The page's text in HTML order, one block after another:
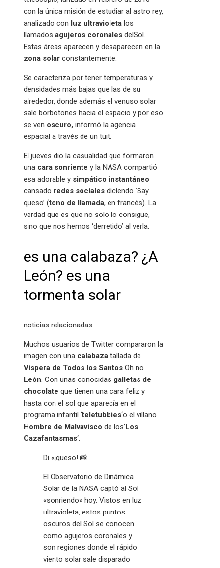
con la única misión de estudiar al astro rey,
analizado con luz ultravioleta los
llamados agujeros coronales delSol.
Estas áreas aparecen y desaparecen en la
zona solar constantemente.
Se caracteriza por tener temperaturas y
densidades más bajas que las de su
alrededor, donde además el venuso solar
sale borbotones hacia el espacio y por eso
se ven oscuro, informó la agencia
espacial a través de un tuit.
El jueves dio la casualidad que formaron
una cara sonriente y la NASA compartió
esa adorable y simpático instantáneo
cansado redes sociales diciendo ‘Say
queso’ (tono de llamada, en francés). La
verdad que es que no solo lo consigue,
sino que nos hemos ‘derretido’ al verla.
es una calabaza? ¿A
León? es una
tormenta solar
noticias relacionadas
Muchos usuarios de Twitter compararon la
imagen con una calabaza tallada de
Víspera de Todos los Santos Oh no
León. Con unas conocidas galletas de
chocolate que tienen una cara feliz y
hasta con el sol que aparecía en el
programa infantil ‘teletubbies‘o el villano
Hombre de Malvavisco de los’ Los
Cazafantasmas‘.
Di «¡queso! 📸
El Observatorio de Dinámica
Solar de la NASA captó al Sol
«sonriendo» hoy. Vistos en luz
ultravioleta, estos puntos
oscuros del Sol se conocen
como agujeros coronales y
son regiones donde el rápido
viento solar sale disparado